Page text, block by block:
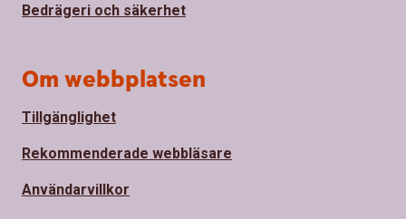
Bedrägeri och säkerhet
Om webbplatsen
Tillgänglighet
Rekommenderade webbläsare
Användarvillkor